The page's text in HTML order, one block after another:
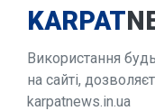
KARPAT
Використання
на сайті,
karpatnews.in.ua